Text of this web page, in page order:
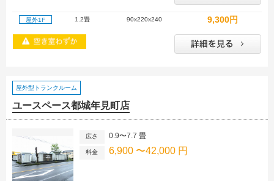
屋外1F 1.2畳 90x220x240 9,300円
屋外型トランクルーム
ユースペース都城年見町店
広さ 0.9〜7.7 畳
料金 6,900 〜42,000 円